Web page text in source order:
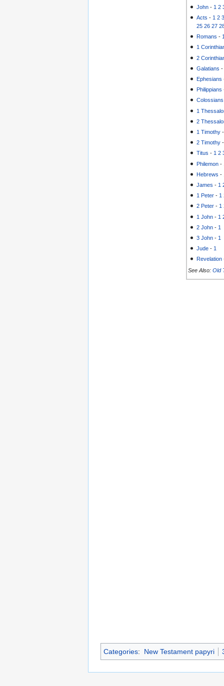
John - 1 2
Acts - 1 2
25 26 27
Romans -
1
2
Galatians
Ephesians
Philippians
Colossians
1
2
1 Timothy
2 Timothy
Titus -1 2
Philemon -
Hebrews -
James - 1
1 Peter - 1
2 Peter -1
1 John - 1
2 John - 1
3 John - 1
Jude - 1
Revelation
See Also: Old
Categories: New Testament papyri